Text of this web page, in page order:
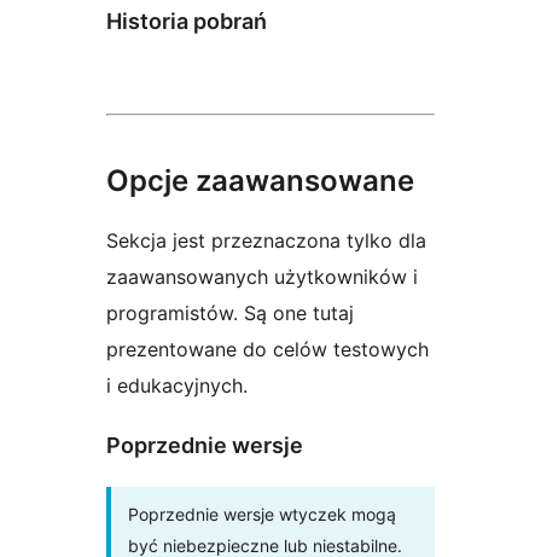
Historia pobrań
Opcje zaawansowane
Sekcja jest przeznaczona tylko dla
zaawansowanych użytkowników i
programistów. Są one tutaj
prezentowane do celów testowych
i edukacyjnych.
Poprzednie wersje
Poprzednie wersje wtyczek mogą
być niebezpieczne lub niestabilne.